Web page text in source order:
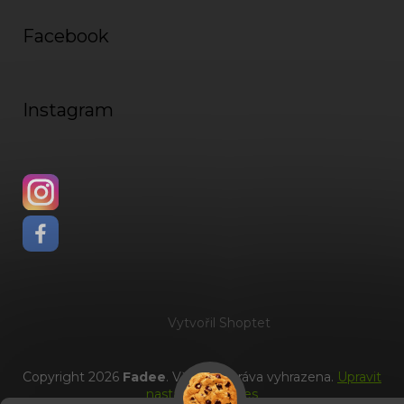
Facebook
Instagram
Vytvořil Shoptet
Copyright 2026 Fadee. Všechna práva vyhrazena. Upravit
nastavení cookies